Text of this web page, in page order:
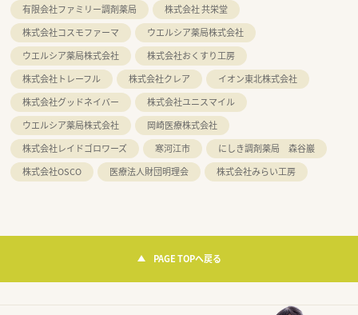
有限会社ファミリー調剤薬局
株式会社 共栄堂
株式会社コスモファーマ
ウエルシア薬局株式会社
ウエルシア薬局株式会社
株式会社おくすり工房
株式会社トレーフル
株式会社クレア
イオン東北株式会社
株式会社グッドネイバー
株式会社ユニスマイル
ウエルシア薬局株式会社
岡崎医療株式会社
株式会社レイドゴロワーズ
寒河江市
にしき調剤薬局 森谷巖
株式会社OSCO
医療法人財団明理会 株式会社みらい工房
PAGE TOPへ戻る